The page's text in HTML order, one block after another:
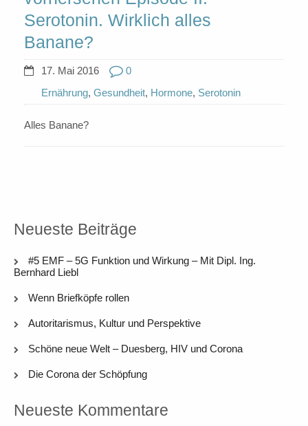
Serotonin. Wirklich alles
Banane?
17. Mai 2016
0
Ernährung, Gesundheit, Hormone, Serotonin
Alles Banane?
Neueste Beiträge
#5 EMF – 5G Funktion und Wirkung – Mit Dipl. Ing.
Bernhard Liebl
Wenn Briefköpfe rollen
Autoritarismus, Kultur und Perspektive
Schöne neue Welt – Duesberg, HIV und Corona
Die Corona der Schöpfung
Neueste Kommentare